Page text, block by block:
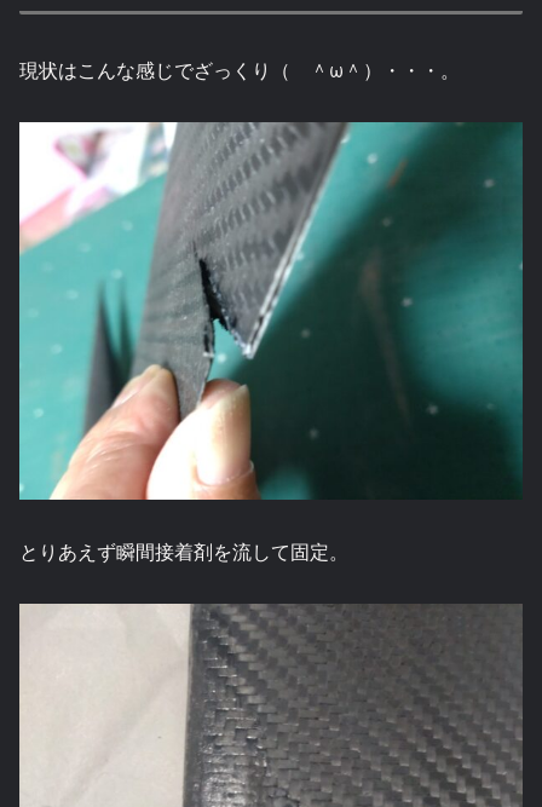
現状はこんな感じでざっくり（ ＾ω＾）・・・。
とりあえず瞬間接着剤を流して固定。